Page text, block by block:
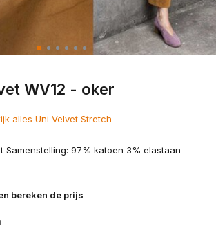
WV12 - oker
alles Uni Velvet Stretch
Samenstelling: 97% katoen 3% elastaan
bereken de prijs